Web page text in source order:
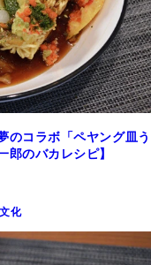
のコラボ「ペヤング皿う
郎のバカレシピ】
化